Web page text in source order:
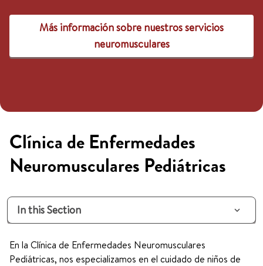
Más información sobre nuestros servicios
neuromusculares
Clínica de Enfermedades
Neuromusculares Pediátricas
In this Section
En la Clínica de Enfermedades Neuromusculares
Pediátricas, nos especializamos en el cuidado de niños de